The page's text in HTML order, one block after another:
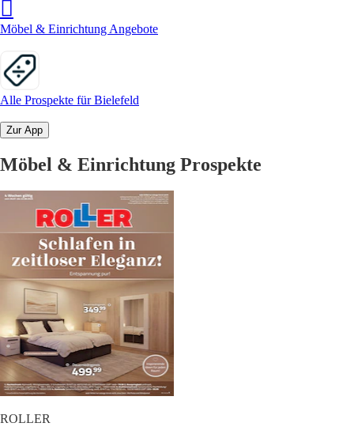
Möbel & Einrichtung Angebote
Alle Prospekte für Bielefeld
Zur App
Möbel & Einrichtung Prospekte
ROLLER